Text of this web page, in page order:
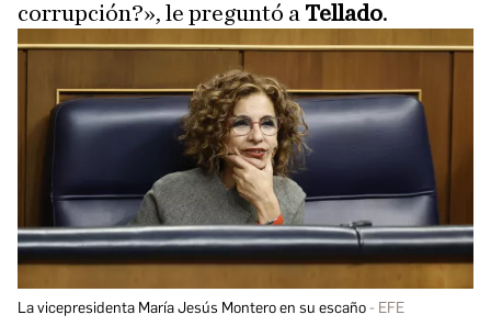
corrupción?», le preguntó a Tellado.
La vicepresidenta María Jesús Montero en su escaño EFE